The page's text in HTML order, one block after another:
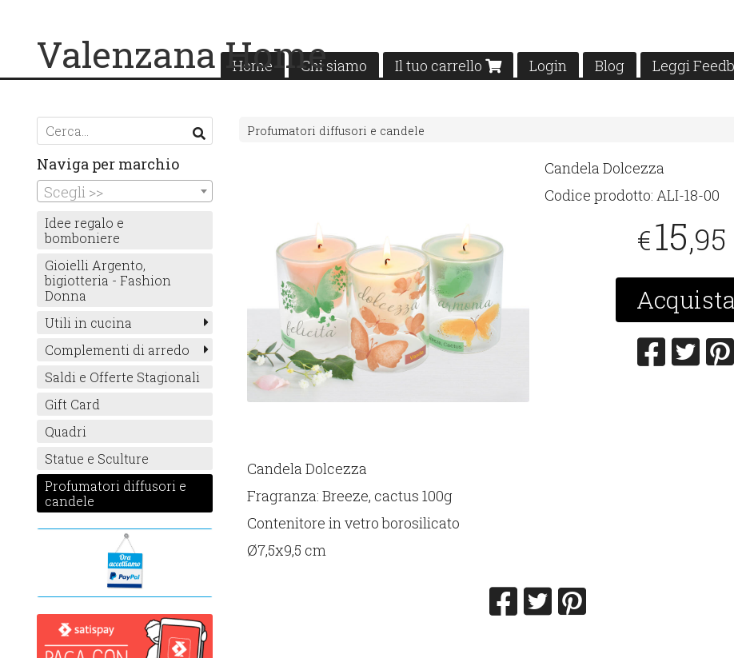
Home Chi siamo Il tuo carrello Login Blog Leggi
Valenzana Home
Profumatori diffusori e candele
Candela Dolcezza
Codice prodotto:ALI-18-00
€15,95
Acquista
Candela Dolcezza
Fragranza: Breeze, cactus 100g
Contenitore in vetro borosilicato
Ø7,5x9,5 cm
Naviga per marchio
Scegli >>
Idee regalo e
bomboniere
Gioielli Argento,
bigiotteria - Fashion
Donna
Utili in cucina
Complementi di arredo
Saldi e Offerte Stagionali
Gift Card
Quadri
Statue e Sculture
Profumatori diffusori e
candele